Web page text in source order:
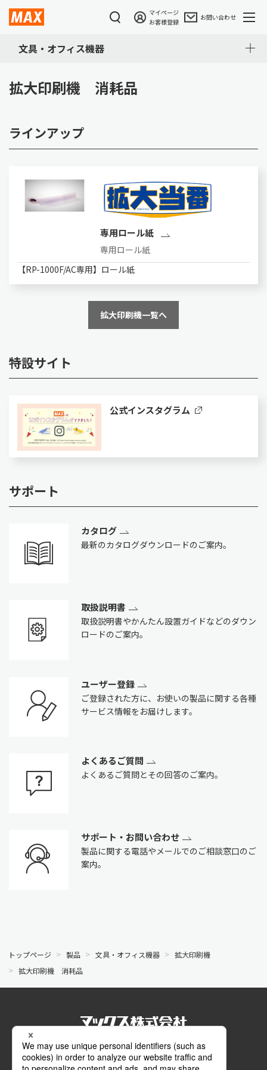
マイページ
お客様登録
お問い合わせ
文具・オフィス機器
拡大印刷機 消耗品
ラインアップ
専用ロール紙
専用ロール紙
【RP-1000F/AC専用】ロール紙
拡大印刷機一覧へ
特設サイト
公式インスタグラム
サポート
カタログ
最新のカタログダウンロードのご案内。
取扱説明書
取扱説明書やかんたん設置ガイドなどのダウン
ロードのご案内。
ユーザー登録
ご登録された方に、お使いの製品に関する各種
サービス情報をお届けします。
よくあるご質問
よくあるご質問とその回答のご案内。
サポート・お問い合わせ
製品に関する電話やメールでのご相談窓口のご
案内。
トップページ 製品 文具・オフィス機器
拡大印刷機
拡大印刷機 消耗品
公式SNS
Facebook
Instagram